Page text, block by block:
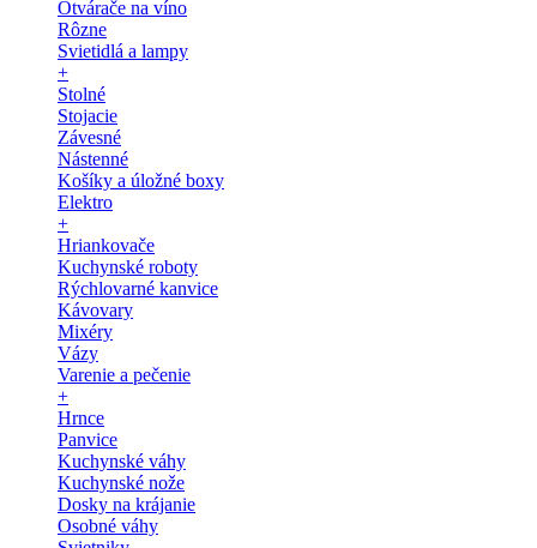
Otvárače na víno
Rôzne
Svietidlá a lampy
+
Stolné
Stojacie
Závesné
Nástenné
Košíky a úložné boxy
Elektro
+
Hriankovače
Kuchynské roboty
Rýchlovarné kanvice
Kávovary
Mixéry
Vázy
Varenie a pečenie
+
Hrnce
Panvice
Kuchynské váhy
Kuchynské nože
Dosky na krájanie
Osobné váhy